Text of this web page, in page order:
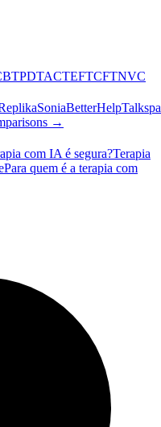
PDTACTEFTCFTNVC
SoniaBetterHelp
→
com IA é segura?Terapia
Para quem é a terapia com